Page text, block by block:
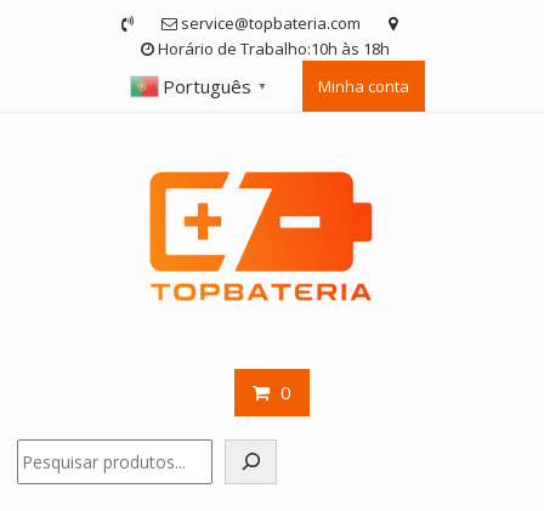
service@topbateria.com
Horário de Trabalho:10h às 18h
Português ▼ Minha conta
0